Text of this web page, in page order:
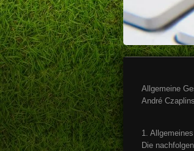
Allgemeine
André
1. Allgemeines
Die